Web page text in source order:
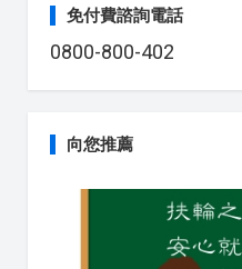
免付費諮詢電話
0800-800-402
向您推薦